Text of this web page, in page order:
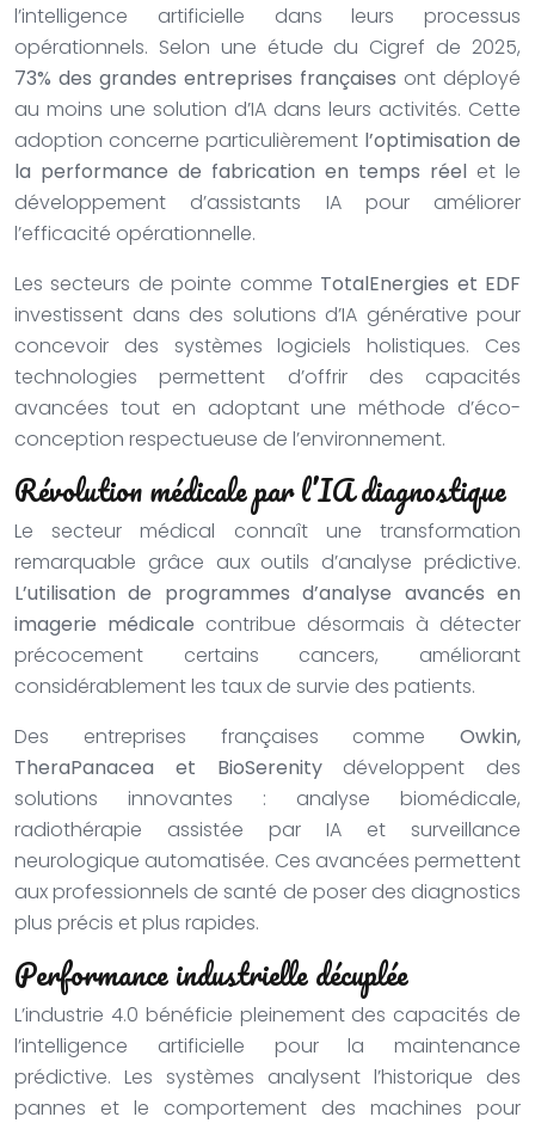
l’intelligence artificielle dans leurs processus
opérationnels. Selon une étude du Cigref de 2025,
73% des grandes entreprises françaises ont déployé
au moins une solution d’IA dans leurs activités. Cette
adoption concerne particulièrement l’optimisation de
la performance de fabrication en temps réel et le
développement d’assistants IA pour améliorer
l’efficacité opérationnelle.
Les secteurs de pointe comme TotalEnergies et EDF
investissent dans des solutions d’IA générative pour
concevoir des systèmes logiciels holistiques. Ces
technologies permettent d’offrir des capacités
avancées tout en adoptant une méthode d’éco-
conception respectueuse de l’environnement.
Révolution médicale par l’IA diagnostique
Le secteur médical connaît une transformation
remarquable grâce aux outils d’analyse prédictive.
L’utilisation de programmes d’analyse avancés en
imagerie médicale contribue désormais à détecter
précocement certains cancers, améliorant
considérablement les taux de survie des patients.
Des entreprises françaises comme Owkin,
TheraPanacea et BioSerenitydéveloppent des
solutions innovantes : analyse biomédicale,
radiothérapie assistée par IA et surveillance
neurologique automatisée. Ces avancées permettent
aux professionnels de santé de poser des diagnostics
plus précis et plus rapides.
Performance industrielle décuplée
L’industrie 4.0 bénéficie pleinement des capacités de
l’intelligence artificielle pour la maintenance
prédictive. Les systèmes analysent l’historique des
pannes et le comportement des machines pour